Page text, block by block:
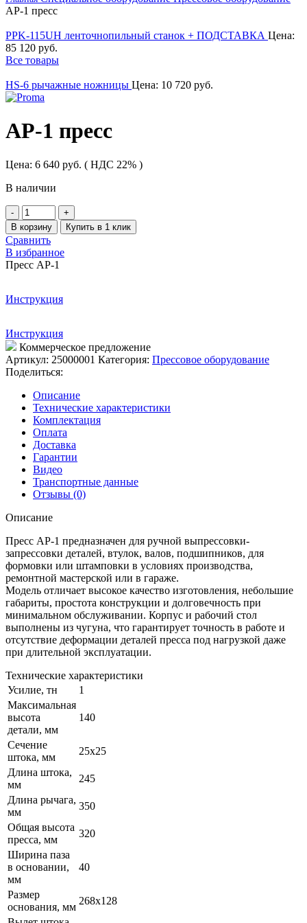
AP-1 пресс
PPK-115UH ленточнопильный станок + ПОДСТАВКА Цена:
85 120 руб.
Все товары
HS-6 рычажные ножницы Цена: 10 720 руб.
AP-1 пресс
Цена: 6 640 руб. ( НДС 22% )
В наличии
Количество
товара
AP-
1
пресс
В корзину Купить в 1 клик
Сравнить
В избранное
Пресс AP-1
Инструкция
Инструкция
Коммерческое предложение
Артикул: 25000001 Категория: Прессовое оборудование
Поделиться:
Описание
Технические характеристики
Комплектация
Оплата
Доставка
Гарантии
Видео
Транспортные данные
Отзывы (0)
Описание
Пресс AP-1 предназначен для ручной выпрессовки-
запрессовки деталей, втулок, валов, подшипников, для
формовки или штамповки в условиях производства,
ремонтной мастерской или в гараже.
Модель отличает высокое качество изготовления, небольшие
габариты, простота конструкции и долговечность при
минимальном обслуживании. Корпус и рабочий стол
выполнены из чугуна, что гарантирует точность в работе и
отсутствие деформации деталей пресса под нагрузкой даже
при длительной эксплуатации.
Технические характеристики
Усилие, тн
1
Максимальная
высота
детали, мм
140
Сечение
штока, мм
25х25
Длина штока,
мм
245
Длина рычага,
мм
350
Общая высота
пресса, мм
320
Ширина паза
в основании,
мм
40
Размер
основания, мм
268х128